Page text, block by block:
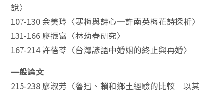
說〉
107-130 余美玲〈寒梅與詩心─許南英梅花詩探析〉
131-166 廖振富〈林幼春研究〉
167-214 許蓓苓〈台灣諺語中婚姻的終止與再婚〉
一般論文
215-238 廖淑芳〈魯迅、賴和鄉土經驗的比較─以其